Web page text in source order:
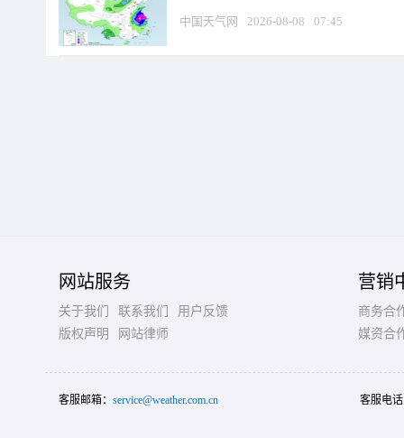
中国天气网 2026-08-08 07:45
网站服务
关于我们 联系我们
用户反馈
版权声明
网站律师
营销
商务合
媒资合
客服邮箱： service@weather.com.cn 客服电